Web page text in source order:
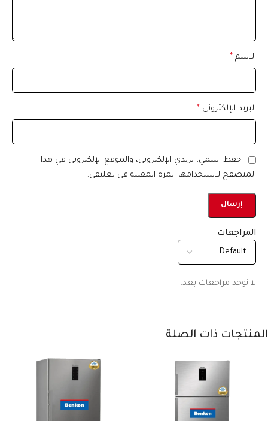
المراجعات
لا توجد مراجعات بعد.
الاسم *
البريد الإلكتروني *
احفظ اسمي، بريدي الإلكتروني، والموقع الإلكتروني في هذا
المتصفح لاستخدامها المرة المقبلة في تعليقي.
المنتجات ذات الصلة